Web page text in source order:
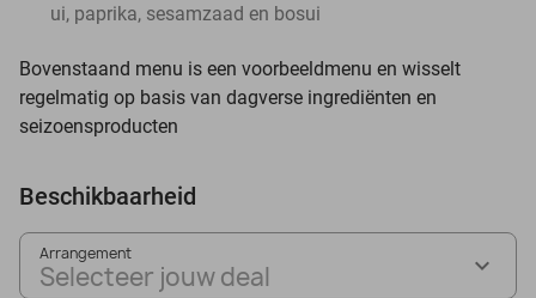
ui, paprika, sesamzaad en bosui
Bovenstaand menu is een voorbeeldmenu en wisselt
regelmatig op basis van dagverse ingrediënten en
seizoensproducten
Beschikbaarheid
Arrangement
Selecteer jouw deal